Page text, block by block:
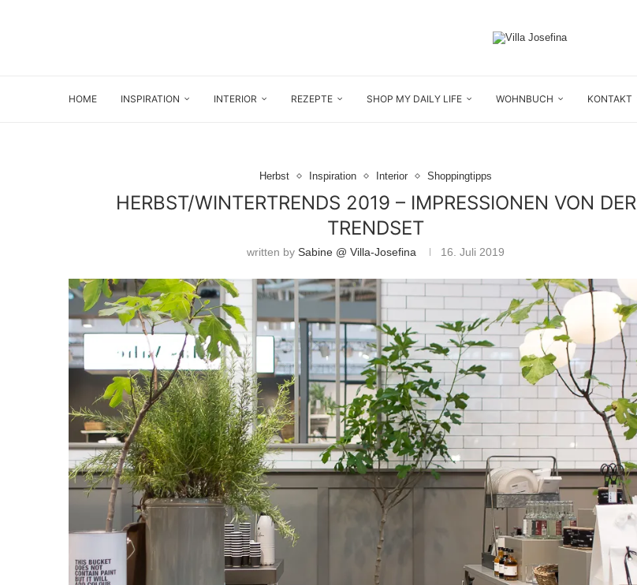
HOME INSPIRATION INTERIOR REZEPTE SHOP MY DAILY LIFE WOHNBUCH KONTAKT
Herbst Inspiration Interior Shoppingtipps
HERBST/WINTERTRENDS 2019 – IMPRESSIONEN VON DER
TRENDSET
written bySabine @ Villa-Josefina 16. Juli 2019